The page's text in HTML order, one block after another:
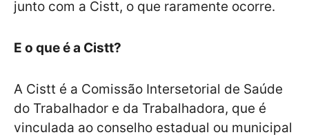
junto com a Cistt, o que raramente ocorre.
E o que é a Cistt?
A Cistt é a Comissão Intersetorial de Saúde
do Trabalhador e da Trabalhadora, que é
vinculada ao conselho estadual ou municipal